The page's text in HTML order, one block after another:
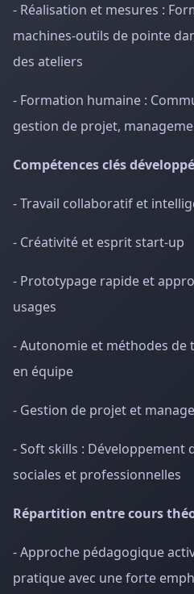
- Réalisation et mesures :
machines-outils de pointe
des ateliers
- Formation humaine :
gestion de projet,
Compétences clés
- Travail collaboratif et
- Créativité et esprit start-up
- Prototypage rapide et
usages
- Autonomie et méthodes de
en équipe
- Gestion de projet et
- Soft skills : Développement
sociales et professionnelles
Répartition entre cours
- Approche pédagogique
pratique avec une forte